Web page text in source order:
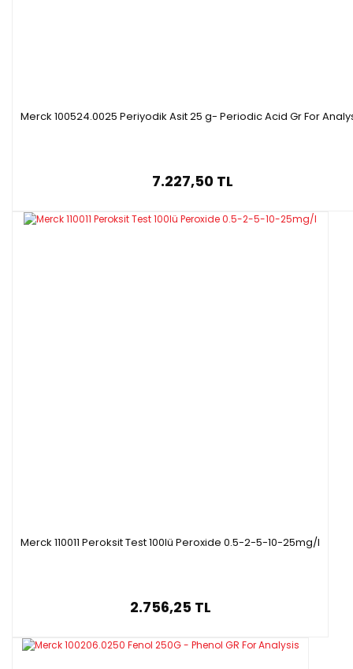
Merck 100524.0025 Periyodik Asit 25 g- Periodic Acid Gr For
7.227,50 TL
Merck 110011 Peroksit Test 100lü Peroxide 0.5-2-5-10-25mg/l
2.756,25 TL